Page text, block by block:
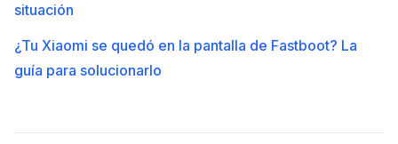
situación
¿Tu Xiaomi se quedó en la pantalla de Fastboot? La
guía para solucionarlo